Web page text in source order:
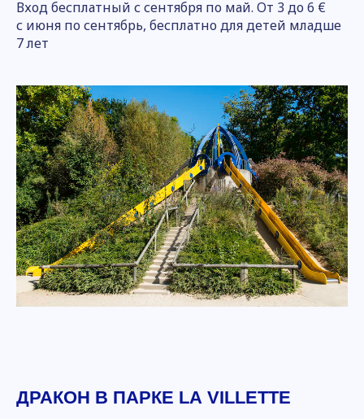
Вход бесплатный с сентября по май. От 3 до 6 €
с июня по сентябрь, бесплатно для детей младше
7 лет
ДРАКОН В ПАРКЕ LA VILLETTE